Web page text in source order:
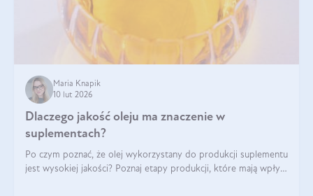
Maria Knapik
10 lut 2026
Dlaczego jakość oleju ma znaczenie w
suplementach?
Po czym poznać, że olej wykorzystany do produkcji suplementu
jest wysokiej jakości? Poznaj etapy produkcji, które mają wpływ